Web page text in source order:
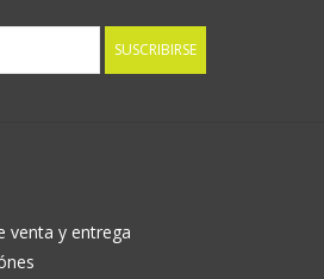
SUSCRIBIRSE
venta y entrega